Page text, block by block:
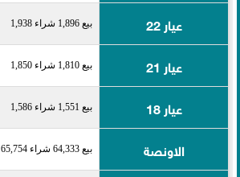
عيار 22 بيع 1,896 شراء 1,938
عيار 21 بيع 1,810 شراء 1,850
عيار 18 بيع 1,551 شراء 1,586
الاونصة بيع 64,333 شراء 65,754